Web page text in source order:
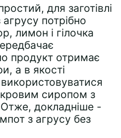
для заготівлі
потрібно
лимон і гілочка
продукт отримає
а в якості
сиропом з
докладніше -
з агрусу без